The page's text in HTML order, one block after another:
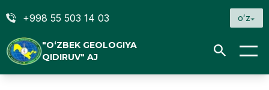
+998 55 503 14 03 oʻz
"O‘ZBEK GEOLOGIYA
QIDIRUV" AJ